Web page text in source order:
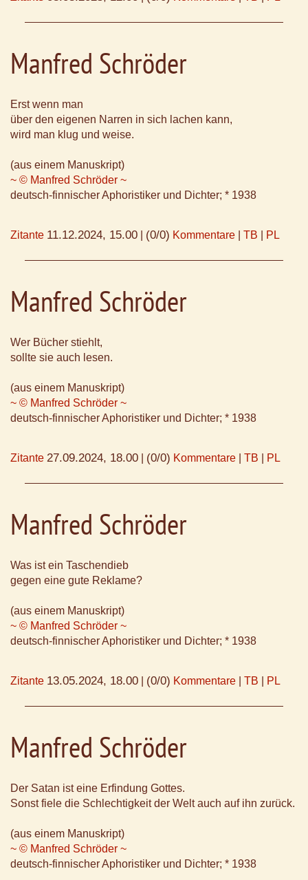
Manfred Schröder
Erst wenn man
über den eigenen Narren in sich lachen kann,
wird man klug und weise.
(aus einem Manuskript)
~ © Manfred Schröder ~
deutsch-finnischer Aphoristiker und Dichter; * 1938
Zitante 11.12.2024, 15.00 (0/0) Kommentare TB PL
Manfred Schröder
Wer Bücher stiehlt,
sollte sie auch lesen.
(aus einem Manuskript)
~ © Manfred Schröder ~
deutsch-finnischer Aphoristiker und Dichter; * 1938
Zitante 27.09.2024, 18.00 (0/0) Kommentare TB PL
Manfred Schröder
Was ist ein Taschendieb
gegen eine gute Reklame?
(aus einem Manuskript)
~ © Manfred Schröder ~
deutsch-finnischer Aphoristiker und Dichter; * 1938
Zitante 13.05.2024, 18.00 (0/0) Kommentare TB PL
Manfred Schröder
Der Satan ist eine Erfindung Gottes.
Sonst fiele die Schlechtigkeit der Welt auch auf ihn zurück.
(aus einem Manuskript)
~ © Manfred Schröder ~
deutsch-finnischer Aphoristiker und Dichter; * 1938